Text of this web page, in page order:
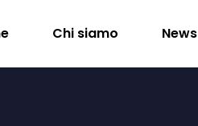
Chi siamo News